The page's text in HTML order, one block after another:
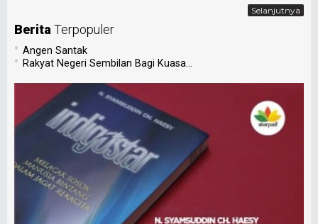
Selanjutnya
Berita Terpopuler
• Angen Santak
• Rakyat Negeri Sembilan Bagi Kuasa...